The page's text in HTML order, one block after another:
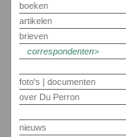
boeken
artikelen
brieven
correspondenten
foto's | documenten
over Du Perron
nieuws